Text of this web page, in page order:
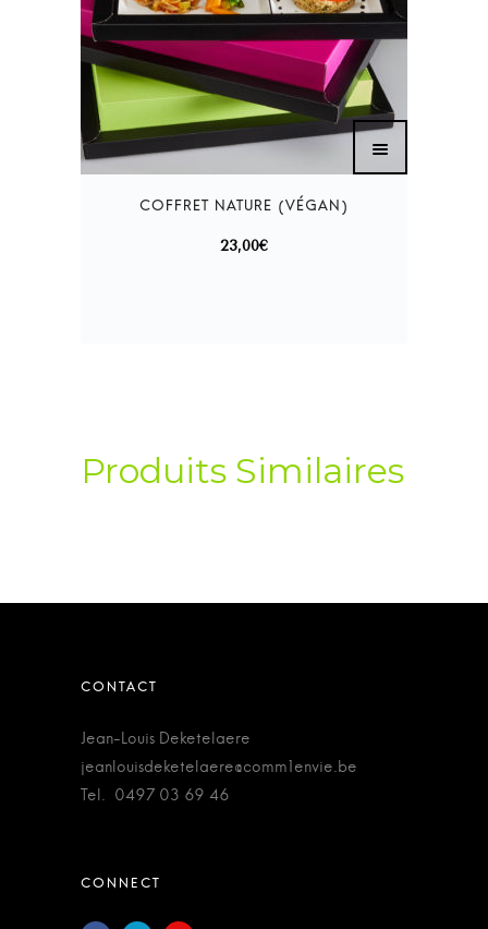
23,00€
Produits Similaires
Jean-Louis Deketelaere
jeanlouisdeketelaere@comm1envie.be
Tel. 0497 03 69 46